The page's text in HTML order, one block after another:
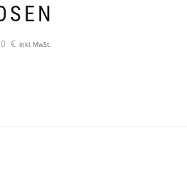
€ inkl. MwSt.